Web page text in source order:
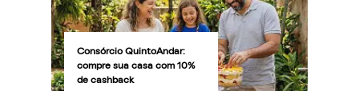
Consórcio QuintoAndar:
compre sua casa com 10%
de cashback